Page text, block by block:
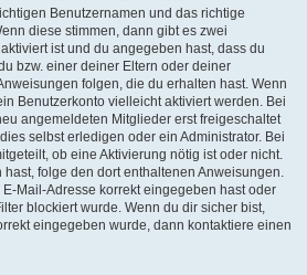
Benutzernamen und das richtige
diese stimmen, dann gibt es zwei
aktiviert ist und du angegeben hast, dass du
bzw. einer deiner Eltern oder deiner
folgen, die du erhalten hast. Wenn
Benutzerkonto vielleicht aktiviert werden. Bei
angemeldeten Mitglieder erst freigeschaltet
selbst erledigen oder ein Administrator. Bei
ob eine Aktivierung nötig ist oder nicht.
folge den dort enthaltenen Anweisungen.
Mail-Adresse korrekt eingegeben hast oder
blockiert wurde. Wenn du dir sicher bist,
eingegeben wurde, dann kontaktiere einen